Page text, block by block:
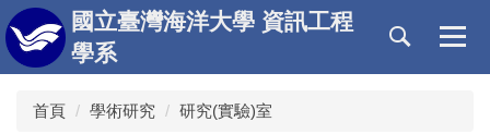
跳
到
主
國立臺灣海洋大學 資訊工程
學系
首頁 學術研究 研究(實驗)室